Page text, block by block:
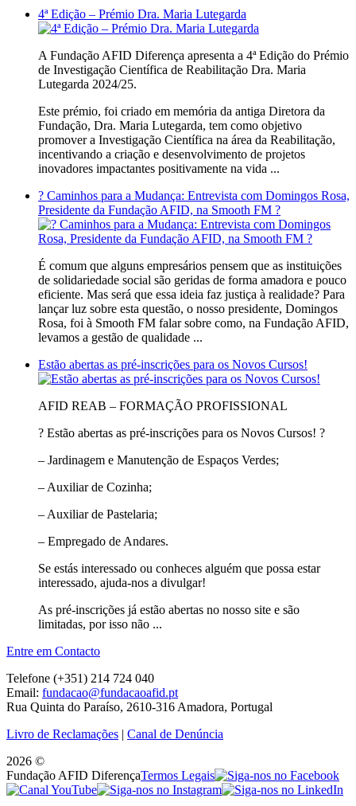
4ª Edição – Prémio Dra. Maria Lutegarda
A Fundação AFID Diferença apresenta a 4ª Edição do Prémio
de Investigação Científica de Reabilitação Dra. Maria
Lutegarda 2024/25.
Este prémio, foi criado em memória da antiga Diretora da
Fundação, Dra. Maria Lutegarda, tem como objetivo
promover a Investigação Científica na área da Reabilitação,
incentivando a criação e desenvolvimento de projetos
inovadores impactantes positivamente na vida ...
?️ Caminhos para a Mudança: Entrevista com Domingos Rosa,
Presidente da Fundação AFID, na Smooth FM ?️
É comum que alguns empresários pensem que as instituições
de solidariedade social são geridas de forma amadora e pouco
eficiente. Mas será que essa ideia faz justiça à realidade? Para
lançar luz sobre esta questão, o nosso presidente, Domingos
Rosa, foi à Smooth FM falar sobre como, na Fundação AFID,
levamos a gestão de qualidade ...
Estão abertas as pré-inscrições para os Novos Cursos!
AFID REAB – FORMAÇÃO PROFISSIONAL
? Estão abertas as pré-inscrições para os Novos Cursos! ?
– Jardinagem e Manutenção de Espaços Verdes;
– Auxiliar de Cozinha;
– Auxiliar de Pastelaria;
– Empregado de Andares.
Se estás interessado ou conheces alguém que possa estar
interessado, ajuda-nos a divulgar!
As pré-inscrições já estão abertas no nosso site e são
limitadas, por isso não ...
Entre em Contacto
Telefone (+351) 214 724 040
Email: fundacao@fundacaoafid.pt
Rua Quinta do Paraíso, 2610-316 Amadora, Portugal
Livro de Reclamações | Canal de Denúncia
2026 ©
Fundação AFID DiferençaTermos Legais